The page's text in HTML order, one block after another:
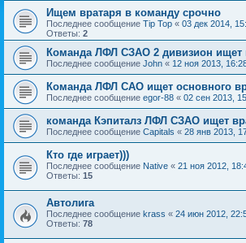
Ищем вратаря в команду срочно
Последнее сообщение Tip Top « 03 дек 2014,
Ответы: 2
Команда ЛФЛ СЗАО 2 дивизион ищет
Последнее сообщение John « 12 ноя 2013,
Команда ЛФЛ САО ищет основного
Последнее сообщение egor-88 « 02 сен 2013,
команда Кэпиталз ЛФЛ СЗАО ищет
Последнее сообщение Capitals « 28 янв 2013,
Кто где играет)))
Последнее сообщение Native « 21 ноя 2012,
Ответы: 15
Автолига
Последнее сообщение krass « 24 июн 2012,
Ответы: 78